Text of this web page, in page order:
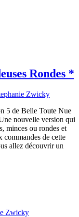
Rondes *
Zwicky
5 de Belle Toute Nue
nouvelle version qui
minces ou rondes et
de cette
allez découvrir un
Zwicky